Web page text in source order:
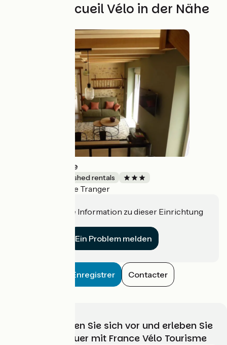
Weitere Accueil Vélo in der Nähe
L'Atelier d'Ébène
Lodgings and furnished rentals
Le Tranger
Haben Sie eine Information zu dieser Einrichtung
Ein Problem melden
Enregistrer Contacter
Wählen, bereiten Sie sich vor und erleben Sie
Ihr Radabenteuer mit France Vélo Tourisme